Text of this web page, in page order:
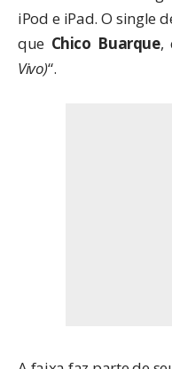
iPod e iPad. O single
que Chico Buarque,
Vivo)“.